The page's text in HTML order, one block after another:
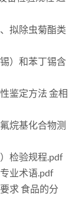
拟除虫菊酯类
）和苯丁锡含
鉴定方法 金相
烷基化合物测
检验规程.pdf
业术语.pdf
求 食品的分